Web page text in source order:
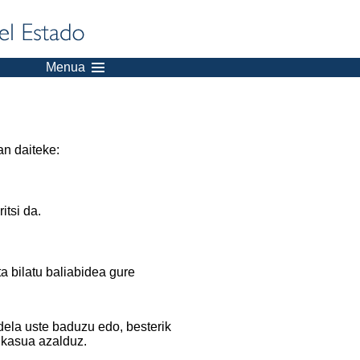
Menua
daiteke:
da.
bilatu baliabidea gure
uste baduzu edo, besterik
azalduz.